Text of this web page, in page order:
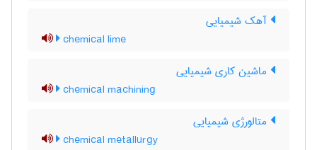
آهک شیمیایی
chemical lime
ماشین کاری شیمیایی
chemical machining
متالورژی شیمیایی
chemical metallurgy